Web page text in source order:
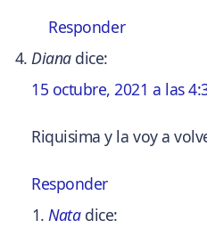
Responder
Diana dice:
15 octubre, 2021 a las
Riquisima y la voy a
Responder
Nata dice: